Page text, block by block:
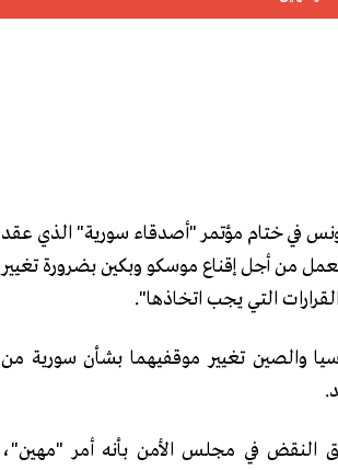
في ختام مؤتمر "أصدقاء سورية" الذي عقد
واشنطن العمل من أجل إقناع موسكو وبكين بضرورة تغيير
التي يجب اتخاذها".
والصين تغيير موقفيهما بشأن سورية من
النقض في مجلس الأمن بأنه أمر "مهين"،